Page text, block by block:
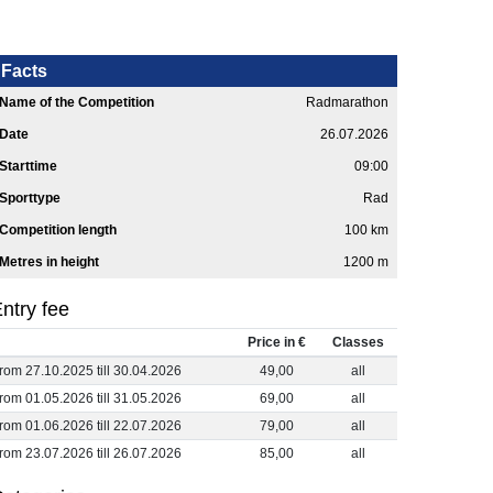
Facts
Name of the Competition Radmarathon
Date 26.07.2026
Starttime 09:00
Sporttype Rad
Competition length 100 km
Metres in height 1200 m
fee
Price in €
Classes
27.10.2025 till 30.04.2026
49,00
all
01.05.2026 till 31.05.2026
69,00
all
01.06.2026 till 22.07.2026
79,00
all
23.07.2026 till 26.07.2026
85,00 all